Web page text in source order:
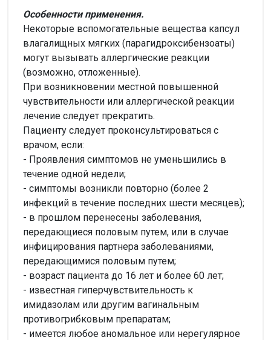
Особенности применения.
Некоторые вспомогательные вещества капсул
влагалищных мягких (парагидроксибензоаты)
могут вызывать аллергические реакции
(возможно, отложенные).
При возникновении местной повышенной
чувствительности или аллергической реакции
лечение следует прекратить.
Пациенту следует проконсультироваться с
врачом, если:
- Проявления симптомов не уменьшились в
течение одной недели;
- симптомы возникли повторно (более 2
инфекций в течение последних шести месяцев);
- в прошлом перенесены заболевания,
передающиеся половым путем, или в случае
инфицирования партнера заболеваниями,
передающимися половым путем;
- возраст пациента до 16 лет и более 60 лет;
- известная гиперчувствительность к
имидазолам или другим вагинальным
противогрибковым препаратам;
- имеется любое аномальное или нерегулярное